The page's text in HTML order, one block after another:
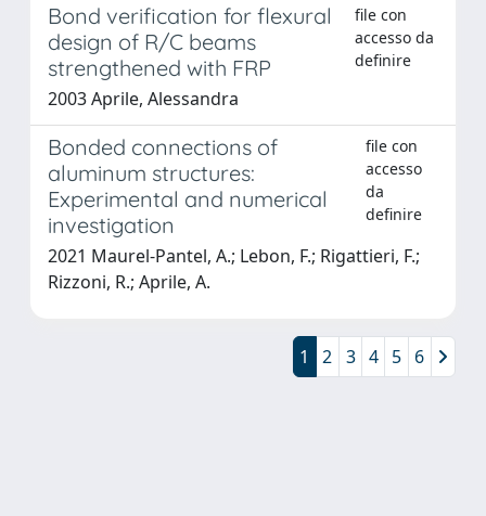
Bond verification for flexural
design of R/C beams
strengthened with FRP
file con
accesso da
definire
2003 Aprile, Alessandra
Bonded connections of
aluminum structures:
Experimental and numerical
investigation
file con
accesso
da
definire
2021 Maurel-Pantel, A.; Lebon, F.; Rigattieri, F.;
Rizzoni, R.; Aprile, A.
1 2 3 4 5 6